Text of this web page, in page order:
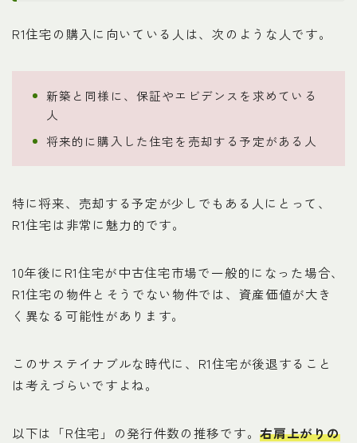
R1住宅の購入に向いている人は、次のような人です。
新築と同様に、保証やエビデンスを求めている
人
将来的に購入した住宅を売却する予定がある人
特に将来、売却する予定が少しでもある人にとって、
R1住宅は非常に魅力的です。
10年後にR1住宅が中古住宅市場で一般的になった場合、
R1住宅の物件とそうでない物件では、資産価値が大き
く異なる可能性があります。
このサステイナブルな時代に、R1住宅が後退すること
は考えづらいですよね。
以下は「R住宅」の発行件数の推移です。右肩上がりの